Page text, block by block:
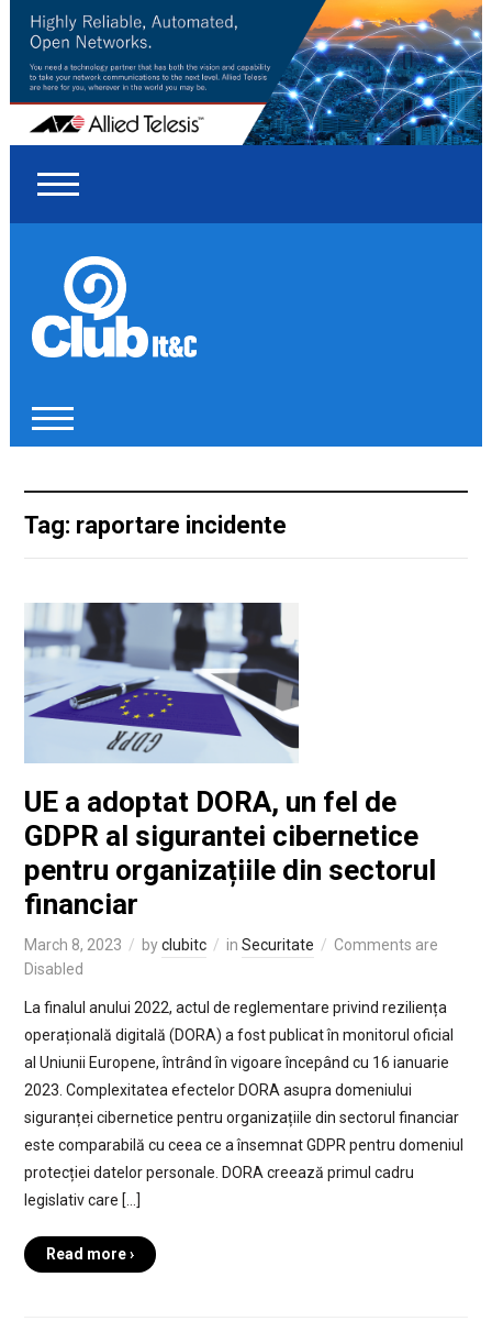
Tag: raportare incidente
UE a adoptat DORA, un fel de
GDPR al sigurantei cibernetice
pentru organizațiile din sectorul
financiar
March 8, 2023 byclubitc in Securitate
Comments are
Disabled
La finalul anului 2022, actul de reglementare privind reziliența
operațională digitală (DORA) a fost publicat în monitorul oficial
al Uniunii Europene, întrând în vigoare începând cu 16 ianuarie
2023. Complexitatea efectelor DORA asupra domeniului
siguranței cibernetice pentru organizațiile din sectorul financiar
este comparabilă cu ceea ce a însemnat GDPR pentru domeniul
protecției datelor personale. DORA creează primul cadru
legislativ care […]
Read more ›